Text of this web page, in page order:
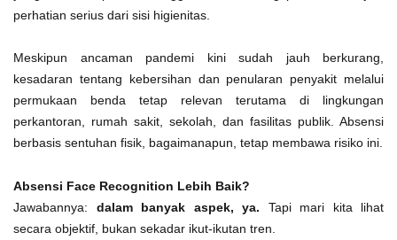
perhatian serius dari sisi higienitas.
Meskipun ancaman pandemi kini sudah jauh berkurang,
kesadaran tentang kebersihan dan penularan penyakit melalui
permukaan benda tetap relevan terutama di lingkungan
perkantoran, rumah sakit, sekolah, dan fasilitas publik. Absensi
berbasis sentuhan fisik, bagaimanapun, tetap membawa risiko ini.
Absensi Face Recognition Lebih Baik?
Jawabannya: dalam banyak aspek, ya. Tapi mari kita lihat
secara objektif, bukan sekadar ikut-ikutan tren.